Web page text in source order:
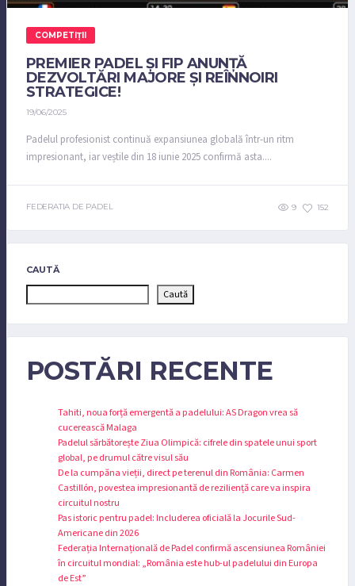
COMPETIȚII
PREMIER PADEL ȘI FIP ANUNȚĂ
DEZVOLTĂRI MAJORE ȘI REÎNNOIRI
STRATEGICE!
19/06/2025
Padelul profesionist continuă expansiunea globală într-un ritm
impresionant, iar veștile din 18 iunie 2025 confirmă asta....
FEDERATIA DE PADEL 9 152
CAUTĂ
Caută
POSTĂRI RECENTE
Tahiti, noua forță emergentă a padelului: AS Dragon vrea să
cucerească Malaga
Padelul sărbătorește Ziua Olimpică: cifrele din spatele unui sport
global, pe drumul către visul său
De la cumpăna vieții, direct pe terenul din România: Carmen
Castillón, povestea impresionantă de reziliență care va inspira
circuitul nostru
Pas istoric pentru padel: Includerea oficială la Jocurile Sud-
Americane din 2026
Federația Internațională de Padel confirmă ascensiunea României
în circuitul mondial: „România este hub-ul padelului din Europa
de Est”